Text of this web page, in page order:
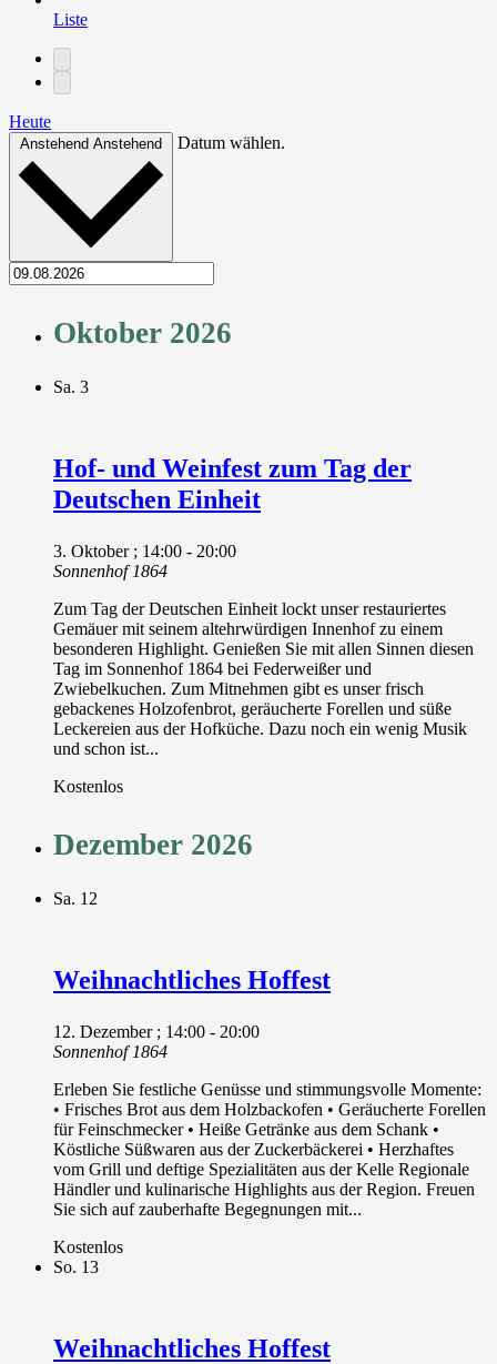
Liste
Heute
Anstehend Anstehend Datum wählen.
Oktober 2026
Sa. 3
Hof- und Weinfest zum Tag der
Deutschen Einheit
3. Oktober ; 14:00 - 20:00
Sonnenhof 1864
Zum Tag der Deutschen Einheit lockt unser restauriertes
Gemäuer mit seinem altehrwürdigen Innenhof zu einem
besonderen Highlight. Genießen Sie mit allen Sinnen diesen
Tag im Sonnenhof 1864 bei Federweißer und
Zwiebelkuchen. Zum Mitnehmen gibt es unser frisch
gebackenes Holzofenbrot, geräucherte Forellen und süße
Leckereien aus der Hofküche. Dazu noch ein wenig Musik
und schon ist...
Kostenlos
Dezember 2026
Sa. 12
Weihnachtliches Hoffest
12. Dezember ; 14:00 - 20:00
Sonnenhof 1864
Erleben Sie festliche Genüsse und stimmungsvolle Momente:
• Frisches Brot aus dem Holzbackofen • Geräucherte Forellen
für Feinschmecker • Heiße Getränke aus dem Schank •
Köstliche Süßwaren aus der Zuckerbäckerei • Herzhaftes
vom Grill und deftige Spezialitäten aus der Kelle Regionale
Händler und kulinarische Highlights aus der Region. Freuen
Sie sich auf zauberhafte Begegnungen mit...
Kostenlos
So. 13
Weihnachtliches Hoffest